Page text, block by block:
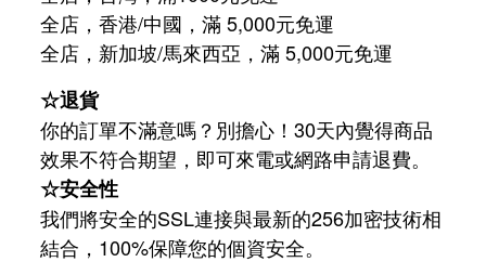
全店，香港/中國，滿 5,000元免運
全店，新加坡/馬來西亞，滿 5,000元免運
☆退貨
你的訂單不滿意嗎？別擔心！30天內覺得商品
效果不符合期望，即可來電或網路申請退費。
☆安全性
我們將安全的SSL連接與最新的256加密技術相
結合，100%保障您的個資安全。